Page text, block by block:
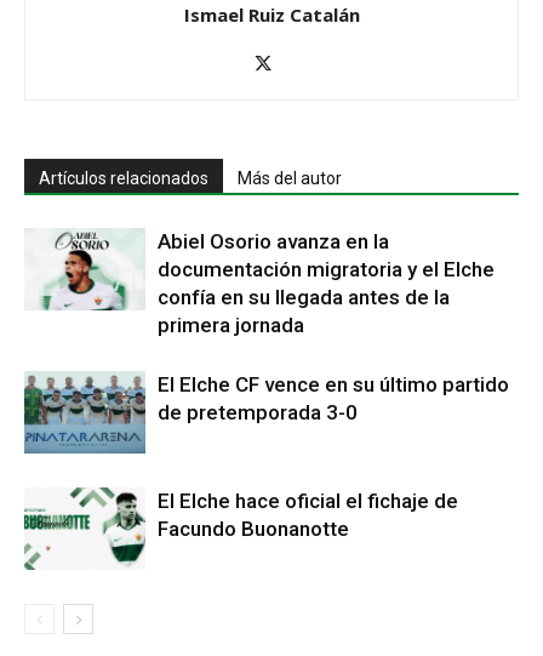
Ismael Ruiz Catalán
Artículos relacionados Más del autor
Abiel Osorio avanza en la
documentación migratoria y el Elche
confía en su llegada antes de la
primera jornada
El Elche CF vence en su último partido
de pretemporada 3-0
El Elche hace oficial el fichaje de
Facundo Buonanotte